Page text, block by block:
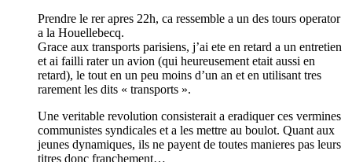
Prendre le rer apres 22h, ca ressemble a un des tours operator
a la Houellebecq.
Grace aux transports parisiens, j’ai ete en retard a un entretien
et ai failli rater un avion (qui heureusement etait aussi en
retard), le tout en un peu moins d’un an et en utilisant tres
rarement les dits « transports ».
Une veritable revolution consisterait a eradiquer ces vermines
communistes syndicales et a les mettre au boulot. Quant aux
jeunes dynamiques, ils ne payent de toutes manieres pas leurs
titres donc franchement…